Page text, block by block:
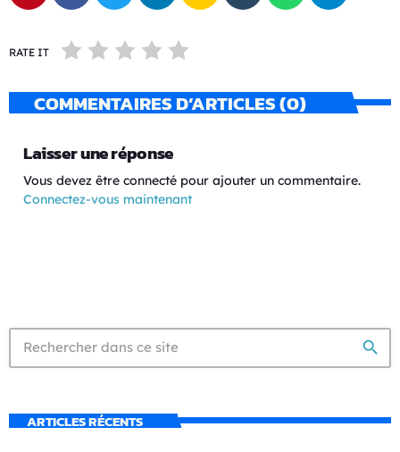
RATE IT
COMMENTAIRES D’ARTICLES (0)
Laisser une réponse
Vous devez être connecté pour ajouter un commentaire.
Connectez-vous maintenant
search
ARTICLES RÉCENTS